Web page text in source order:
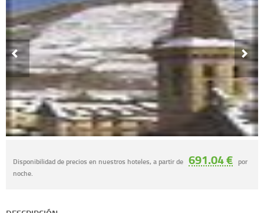
Disponibilidad de precios en nuestros hoteles, a partir de 691.04 € por
noche.